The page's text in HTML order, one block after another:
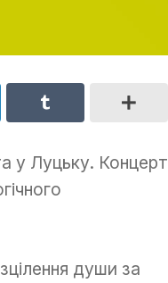
у Луцьку. Концерт
души за